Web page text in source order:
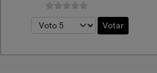
Por favor, vote